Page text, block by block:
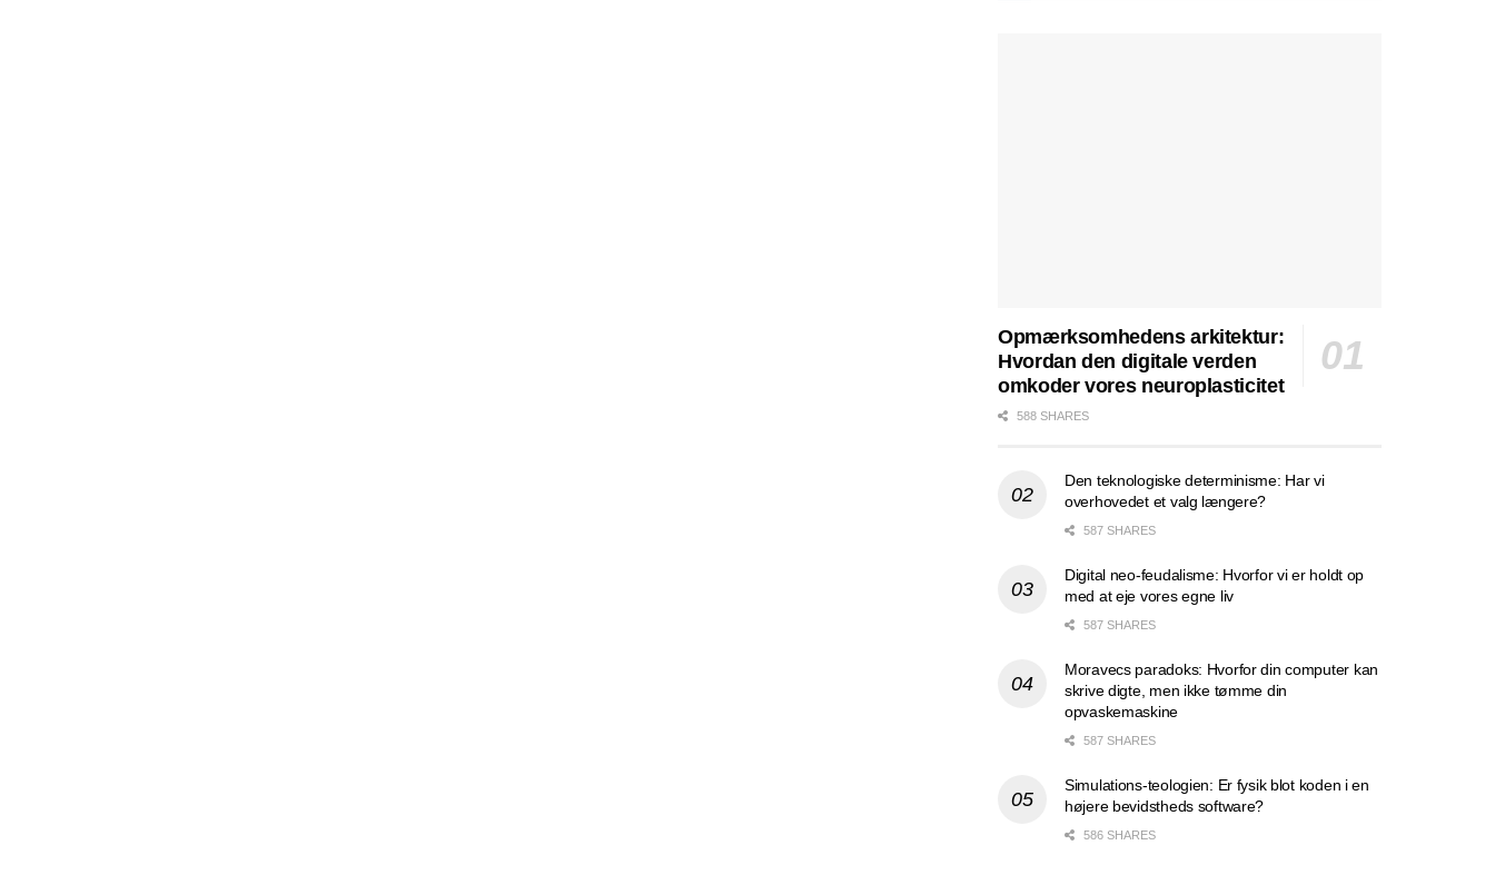
Opmærksomhedens arkitektur:
Hvordan den digitale verden
omkoder vores neuroplasticitet
588 SHARES
Den teknologiske determinisme: Har vi
overhovedet et valg længere?
587 SHARES
Digital neo-feudalisme: Hvorfor vi er holdt op
med at eje vores egne liv
587 SHARES
Moravecs paradoks: Hvorfor din computer kan
skrive digte, men ikke tømme din
opvaskemaskine
587 SHARES
Simulations-teologien: Er fysik blot koden i en
højere bevidstheds software?
586 SHARES